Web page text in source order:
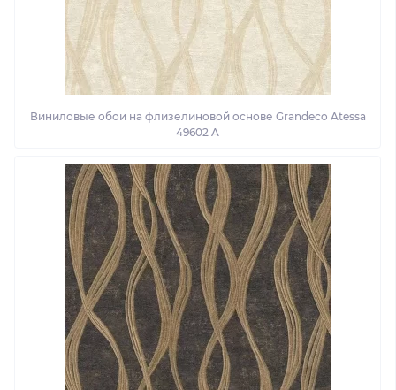
Виниловые обои на флизелиновой основе Grandeco Atessa
49602 A